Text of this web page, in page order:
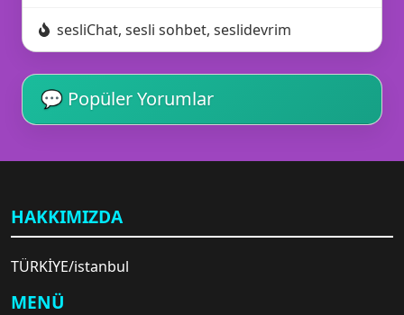
💜
sesliChat, sesli sohbet, seslidevrim
💬 Popüler Yorumlar
HAKKIMIZDA
TÜRKİYE/istanbul
MENÜ